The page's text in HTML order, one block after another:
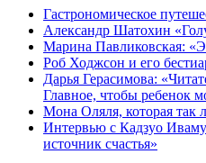
Гастрономическое
Александр Шатохин
Марина Павликовская:
Роб Ходжсон и его
Дарья Герасимова:
Главное, чтобы ребенок
Мона Оляля, которая так
Интервью с Кадзуо
источник счастья»